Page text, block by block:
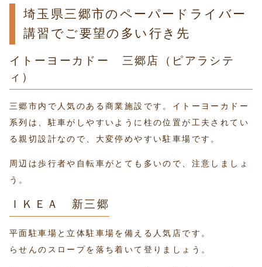
埼玉県三郷市のペーパードライバー
講習でご要望の多い行き先
イトーヨーカドー 三郷店（ピアラシテ
ィ）
三郷市内で人気のある商業施設です。イトーヨーカドー
系列は、駐車がしやすいように柱の位置が工夫されてい
る親切設計なので、大変停めやすい駐車場です。
周辺は歩行者や自転車がとても多いので、注意しましょ
う。
ＩＫＥＡ 新三郷
平面駐車場と立体駐車場を備える人気店です。
らせんのスロープを落ち着いて登りましょう。